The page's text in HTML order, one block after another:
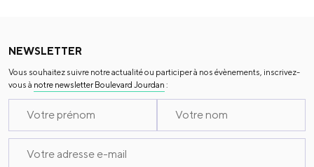
NEWSLETTER
Vous souhaitez suivre notre actualité ou participer à nos évènements, inscrivez-
vous à notre newsletter Boulevard Jourdan :